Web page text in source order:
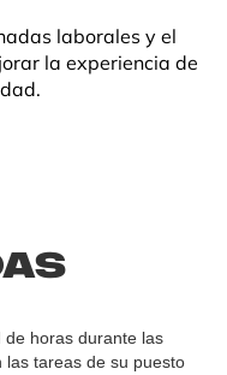
laborales y el
la experiencia de
de horas durante las
las tareas de su puesto